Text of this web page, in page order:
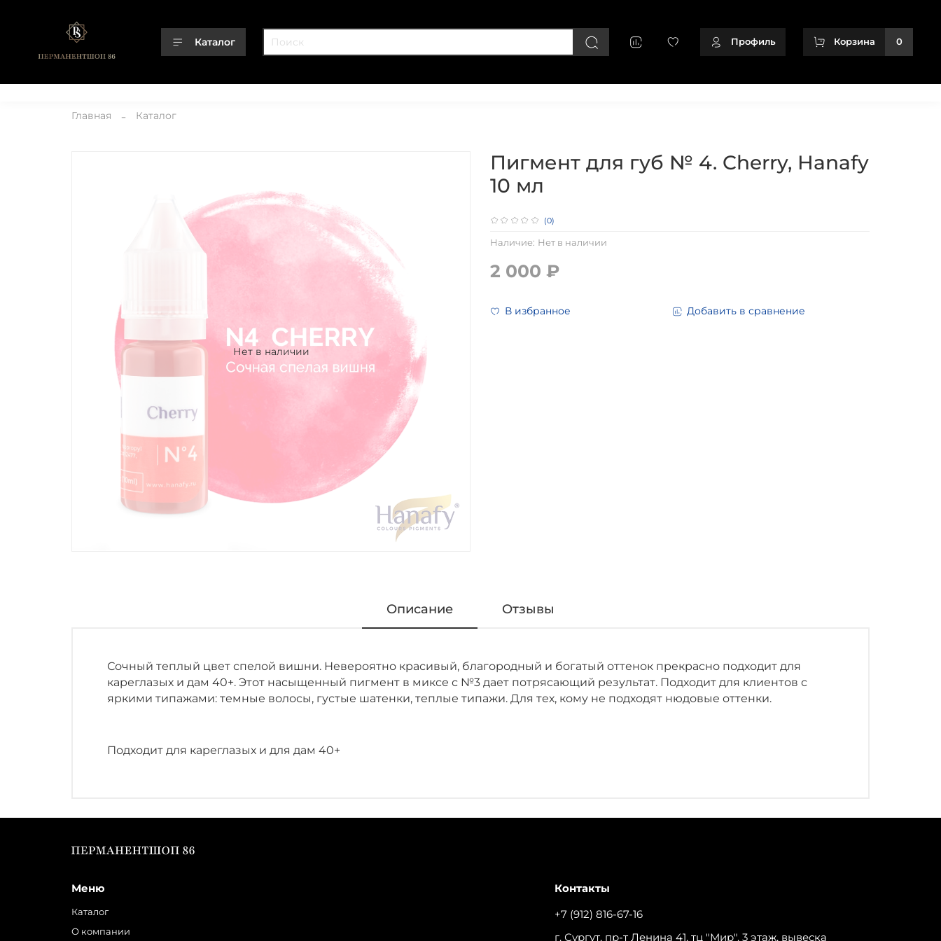
Каталог Профиль Корзина 0
Главная Каталог
Нет в наличии
(0)
Наличие: Нет в наличии
Пигмент для губ № 4. Cherry, Hanafy
10 мл
2 000 ₽
В избранное Добавить в сравнение
Описание Отзывы
Сочный теплый цвет спелой вишни. Невероятно красивый, благородный и богатый оттенок прекрасно подходит для
кареглазых и дам 40+. Этот насыщенный пигмент в миксе с №3 дает потрясающий результат. Подходит для клиентов с
яркими типажами: темные волосы, густые шатенки, теплые типажи. Для тех, кому не подходят нюдовые оттенки.
Подходит для кареглазых и для дам 40+
Меню
Каталог
О компании
Контакты
+7 (912) 816-67-16
г. Сургут, пр-т Ленина 41, тц "Мир", 3 этаж, вывеска